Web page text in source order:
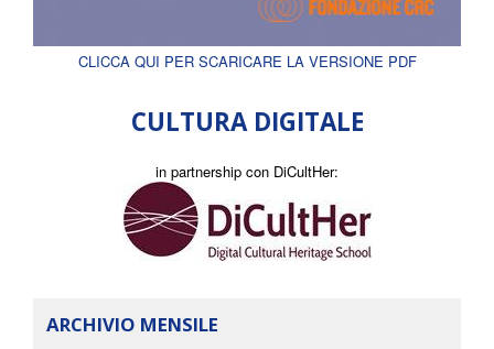
CLICCA QUI PER SCARICARE LA VERSIONE PDF
CULTURA DIGITALE
in partnership con DiCultHer:
ARCHIVIO MENSILE